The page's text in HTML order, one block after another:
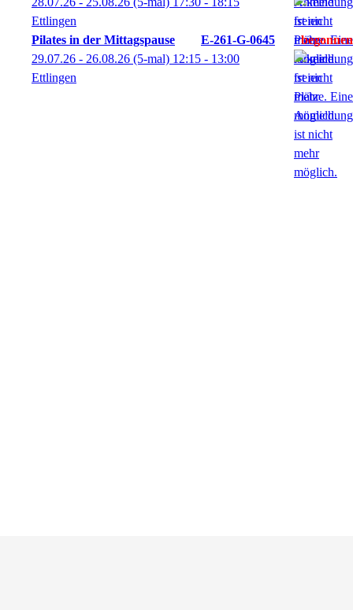
Ettlingen
Pilates in der Mittagspause
E-261-G-0645
29.07.26 - 26.08.26 (5-mal) 12:15 - 13:00
Ettlingen